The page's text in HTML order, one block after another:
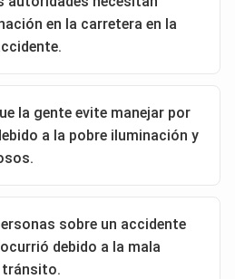
que las señales estén
principal de la mayoría de
son causa del accidente
son causados por el
de los conductores.
en la carretera en la
la gente evite manejar por
a la pobre iluminación y
sobre un accidente
debido a la mala
tránsito.